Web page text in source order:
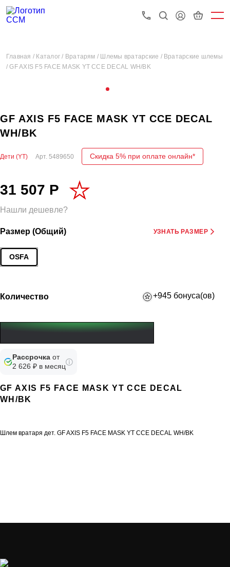
Главная / Каталог / Вратарям / Шлемы вратарские / Вратарские шлемы
/GF AXIS F5 FACE MASK YT CCE DECAL WH/BK
GF AXIS F5 FACE MASK YT CCE DECAL
WH/BK
Дети (YT) Арт. 5489650 Скидка 5% при оплате онлайн*
31 507 Р
Нашли дешевле?
Размер (Общий) УЗНАТЬ РАЗМЕР
OSFA
Количество +945 бонуса(ов)
Рассрочка от
2 626 ₽ в месяц
GF AXIS F5 FACE MASK YT CCE DECAL
WH/BK
Шлем вратаря дет. GF AXIS F5 FACE MASK YT CCE DECAL WH/BK